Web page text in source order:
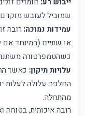
שמוביל לעובש
עמידות נמוכה: רובה
או שתיים (במיוחד אם
כשהטמפרטורה
עלויות תיקון: כאשר
החלפה עלולה לעלות
מהתחלה.